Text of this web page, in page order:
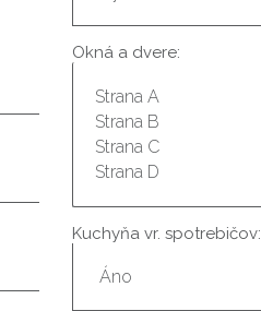
Okná a dvere:
Kuchyňa vr. spotrebičov: